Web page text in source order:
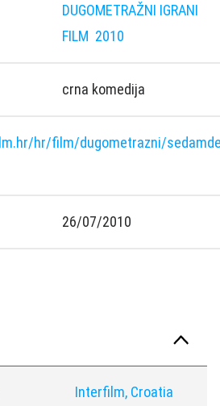
DUGOMETRAŽNI IGRANI
FILM 2010
crna komedija
hr/film/dugometrazni/
26/07/2010
Interfilm, Croatia